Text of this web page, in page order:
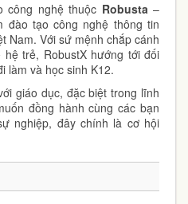
công nghệ thuộc Robusta–
đào tạo công nghệ thông tin
Nam. Với sứ mệnh chắp cánh
trẻ, RobustX hướng tới đối
làm và học sinh K12.
giáo dục, đặc biệt trong lĩnh
đồng hành cùng các bạn
nghiệp, đây chính là cơ hội